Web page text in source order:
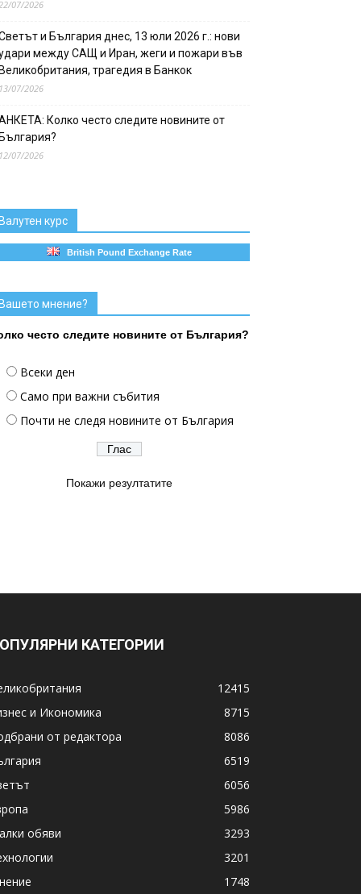
07/2026
и България днес, 13 юли 2026 г.: нови
между САЩ и Иран, жеги и пожари във
трагедия в Банкок
07/2026
Колко често следите новините от
07/2026
курс
British Pound Exchange Rate
мнение?
често следите новините от България?
Всеки ден
Само при важни събития
Почти не следя новините от България
Покажи резултатите
КАТЕГОРИИ
12415
и Икономика
8715
от редактора
8086
6519
6056
5986
обяви
3293
3201
1748